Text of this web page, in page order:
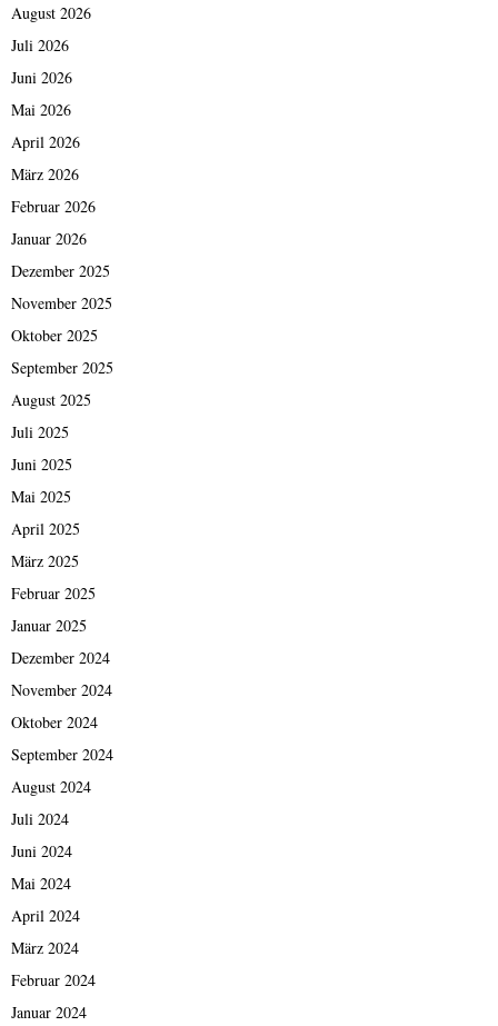
August 2026
Juli 2026
Juni 2026
Mai 2026
April 2026
März 2026
Februar 2026
Januar 2026
Dezember 2025
November 2025
Oktober 2025
September 2025
August 2025
Juli 2025
Juni 2025
Mai 2025
April 2025
März 2025
Februar 2025
Januar 2025
Dezember 2024
November 2024
Oktober 2024
September 2024
August 2024
Juli 2024
Juni 2024
Mai 2024
April 2024
März 2024
Februar 2024
Januar 2024